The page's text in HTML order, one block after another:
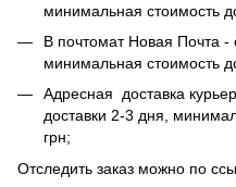
минимальная стоимость
В почтомат Новая Почта -
минимальная стоимость
Адресная доставка
доставки 2-3 дня,
грн;
Отследить заказ можно по